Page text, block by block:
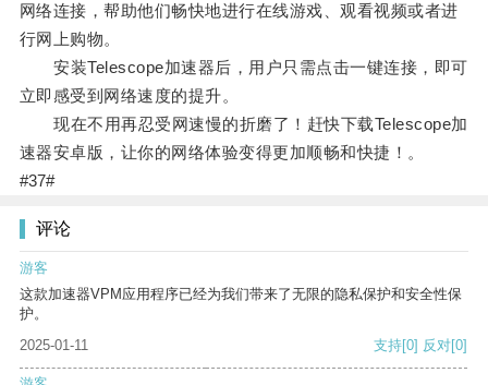
网络连接，帮助他们畅快地进行在线游戏、观看视频或者进
行网上购物。
安装Telescope加速器后，用户只需点击一键连接，即可
立即感受到网络速度的提升。
现在不用再忍受网速慢的折磨了！赶快下载Telescope加
速器安卓版，让你的网络体验变得更加顺畅和快捷！。
#37#
评论
游客
这款加速器VPM应用程序已经为我们带来了无限的隐私保护和安全性保
护。
2025-01-11
支持[0] 反对[0]